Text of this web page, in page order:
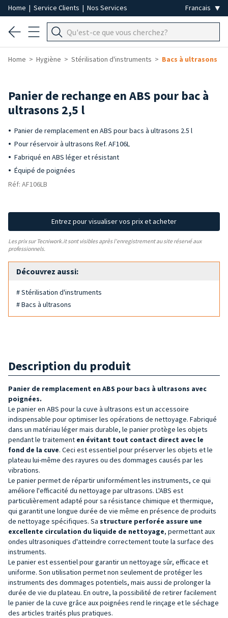
Home | Service Clients | Nos Services
Home Hygiène Stérilisation d'instruments Bacs à ultrasons
Panier de rechange en ABS pour bac à
ultrasons 2,5 l
Panier de remplacement en ABS pour bacs à ultrasons 2.5 l
Pour réservoir à ultrasons Ref. AF106L
Fabriqué en ABS léger et résistant
Équipé de poignées
Réf: AF106LB
Entrez pour visualiser vos prix et acheter
Les prix sur Tecniwork.it sont visibles après l'enregistrement au site réservé aux
professionnels.
Découvrez aussi:
# Stérilisation d'instruments
# Bacs à ultrasons
Description du produit
Panier de remplacement en ABS pour bacs à ultrasons avec
poignées.
Le panier en ABS pour la cuve à ultrasons est un accessoire
indispensable pour optimiser les opérations de nettoyage. Fabriqué
dans un matériau léger mais durable, le panier protège les objets
pendant le traitement en évitant tout contact direct avec le
fond de la cuve. Ceci est essentiel pour préserver les objets et le
plateau lui-même des rayures ou des dommages causés par les
vibrations.
Le panier permet de répartir uniformément les instruments, ce qui
améliore l'efficacité du nettoyage par ultrasons. L'ABS est
particulièrement adapté pour sa résistance chimique et thermique,
qui garantit une longue durée de vie même en présence de produits
de nettoyage spécifiques. Sa structure perforée assure une
excellente circulation du liquide de nettoyage, permettant aux
ondes ultrasoniques d'atteindre correctement toute la surface des
instruments.
Le panier est essentiel pour garantir un nettoyage sûr, efficace et
uniforme. Son utilisation permet non seulement de protéger les
instruments des dommages potentiels, mais aussi de prolonger la
durée de vie du plateau. En outre, la possibilité de retirer facilement
le panier de la cuve grâce aux poignées rend le rinçage et le séchage
des articles traités plus pratiques.